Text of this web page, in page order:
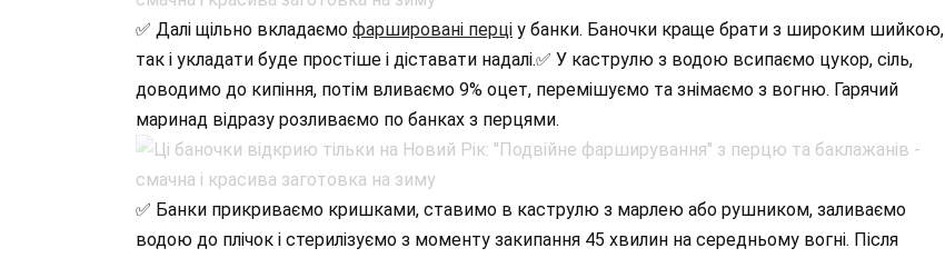
✅ Далі щільно вкладаємо фаршировані перці у банки. Баночки краще брати з широким шийкою,
так і укладати буде простіше і діставати надалі.✅ У каструлю з водою всипаємо цукор, сіль,
доводимо до кипіння, потім вливаємо 9% оцет, перемішуємо та знімаємо з вогню. Гарячий
маринад відразу розливаємо по банках з перцями.
✅ Банки прикриваємо кришками, ставимо в каструлю з марлею або рушником, заливаємо
водою до плічок і стерилізуємо з моменту закипання 45 хвилин на середньому вогні. Після